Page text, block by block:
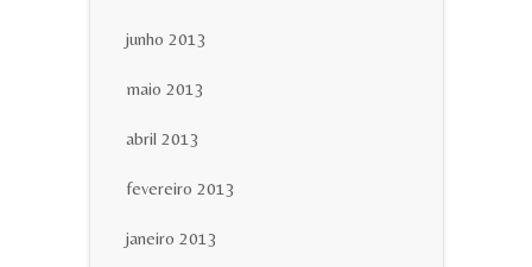
junho 2013
maio 2013
abril 2013
fevereiro 2013
janeiro 2013